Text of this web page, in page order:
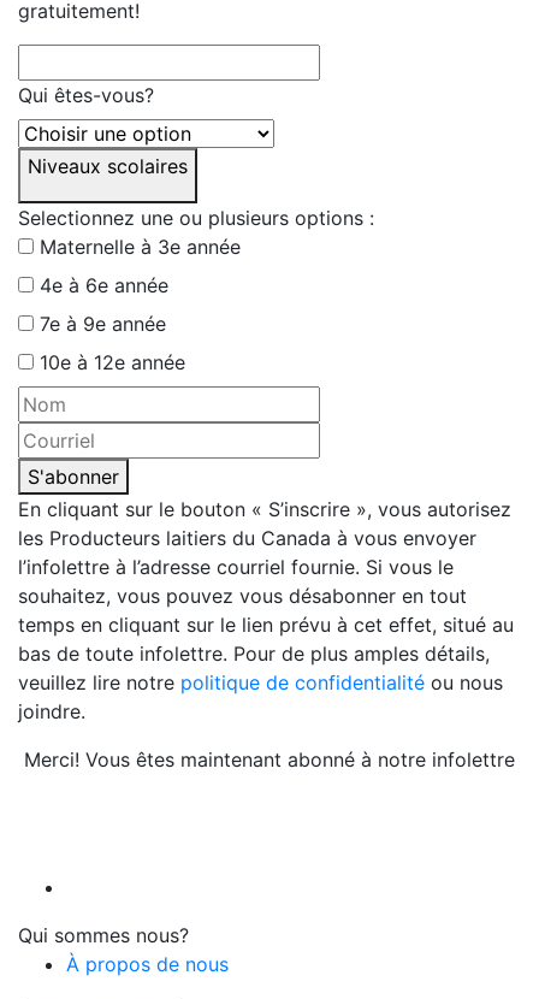
gratuitement!
Qui êtes-vous?
Niveaux scolaires
Selectionnez une ou plusieurs options :
Maternelle à 3e année
4e à 6e année
7e à 9e année
10e à 12e année
S'abonner
En cliquant sur le bouton « S’inscrire », vous autorisez
les Producteurs laitiers du Canada à vous envoyer
l’infolettre à l’adresse courriel fournie. Si vous le
souhaitez, vous pouvez vous désabonner en tout
temps en cliquant sur le lien prévu à cet effet, situé au
bas de toute infolettre. Pour de plus amples détails,
veuillez lire notre politique de confidentialité ou nous
joindre.
Merci! Vous êtes maintenant abonné à notre infolettre
Qui sommes nous?
À propos de nous